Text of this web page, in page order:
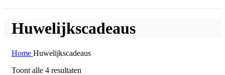
Huwelijkscadeaus
Home Huwelijkscadeaus
Toont alle 4 resultaten